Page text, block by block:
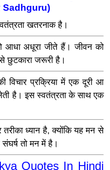
Sadhguru)
खतरनाक है।
अधूरा जीते हैं। जीवन को
छुटकारा जरूरी है।
प्रक्रिया में एक दूरी आ
है। इस स्वतंत्रता के साथ एक
ध्यान है, क्योंकि यह मन से
तो मन में है।
Quotes In Hindi